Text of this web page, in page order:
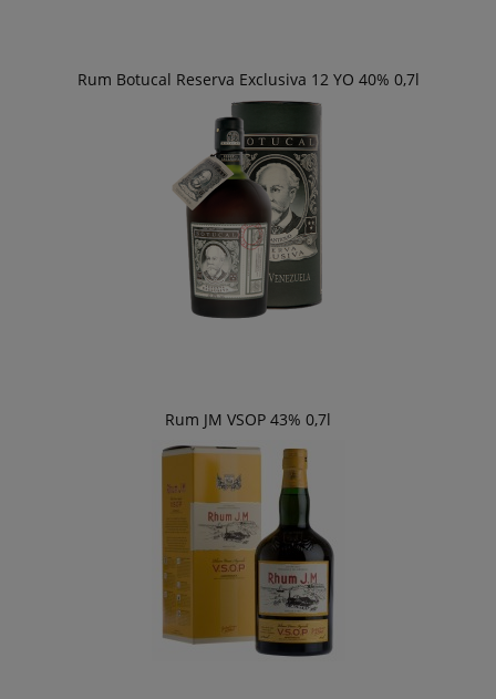
Rum Botucal Reserva Exclusiva 12 YO 40% 0,7l
Rum JM VSOP 43% 0,7l